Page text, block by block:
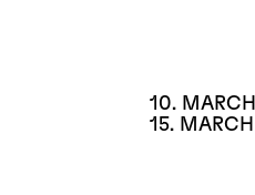
10.
15.